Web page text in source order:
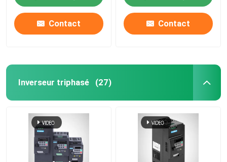
Contact Contact
Inverseur triphasé (27)